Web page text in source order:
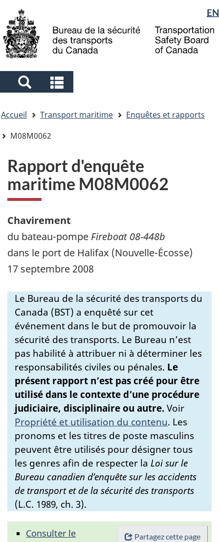
to
main
to
"About
government"
à
la
Sélection
de
la
langue
EN
Search
and
menus
and
menus
êtes
ici
Accueil Transport maritime
Enquêtes et rapports
M08M0062
Rapport d'enquête
maritime M08M0062
Chavirement
du bateau-pompe Fireboat 08-448b
dans le port de Halifax (Nouvelle-Écosse)
17 septembre 2008
Le Bureau de la sécurité des transports du
Canada (BST) a enquêté sur cet
événement dans le but de promouvoir la
sécurité des transports. Le Bureau n’est
pas habilité à attribuer ni à déterminer les
responsabilités civiles ou pénales. Le
présent rapport n’est pas créé pour être
utilisé dans le contexte d’une procédure
judiciaire, disciplinaire ou autre.Voir
Propriété et utilisation du contenu. Les
pronoms et les titres de poste masculins
peuvent être utilisés pour désigner tous
les genres afin de respecter la Loi sur le
Bureau canadien d’enquête sur les accidents
de transport et de la sécurité des transports
(L.C. 1989, ch. 3).
Partagez cette page
Consulter le